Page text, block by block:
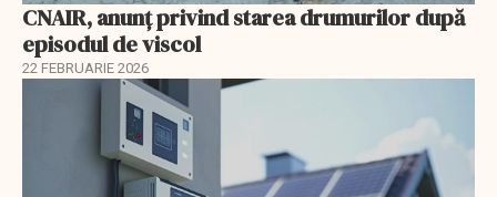
CNAIR, anunț privind starea drumurilor după
episodul de viscol
22 FEBRUARIE 2026